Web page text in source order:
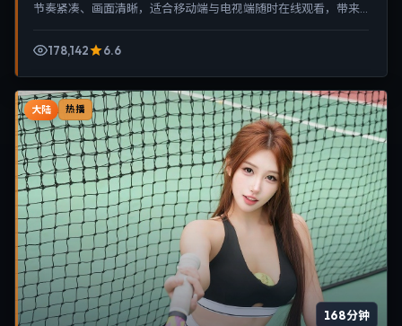
节奏紧凑、画面清晰，适合移动端与电视端随时在线观看，带来
178,142
6.6
大陆 热播
168分钟